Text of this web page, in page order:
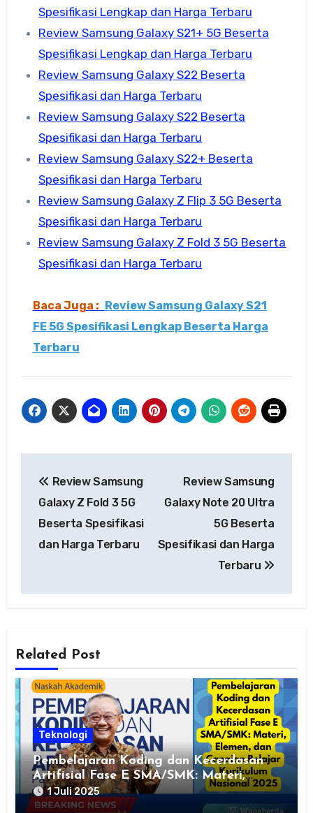
Spesifikasi Lengkap dan Harga Terbaru
Review Samsung Galaxy S21+ 5G Beserta
Spesifikasi Lengkap dan Harga Terbaru
Review Samsung Galaxy S22 Beserta
Spesifikasi dan Harga Terbaru
Review Samsung Galaxy S22 Beserta
Spesifikasi dan Harga Terbaru
Review Samsung Galaxy S22+ Beserta
Spesifikasi dan Harga Terbaru
Review Samsung Galaxy Z Flip 3 5G Beserta
Spesifikasi dan Harga Terbaru
Review Samsung Galaxy Z Fold 3 5G Beserta
Spesifikasi dan Harga Terbaru
Baca Juga : Review Samsung Galaxy S21
FE 5G Spesifikasi Lengkap Beserta Harga
Terbaru
pos
Review Samsung
Galaxy Z Fold 3 5G
Beserta Spesifikasi
dan Harga Terbaru
Review Samsung
Galaxy Note 20 Ultra
5G Beserta
Spesifikasi dan Harga
Terbaru
Related Post
Teknologi
Pembelajaran Koding dan Kecerdasan
Artifisial Fase E SMA/SMK: Materi,
Elemen, dan Capaian Belajar Kurikulum
Nasional 2025
1 Juli 2025